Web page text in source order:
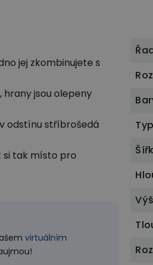
jej zkombinujete s
jsou olepeny
odstínu stříbrošedá
si tak místo pro
virtuálním